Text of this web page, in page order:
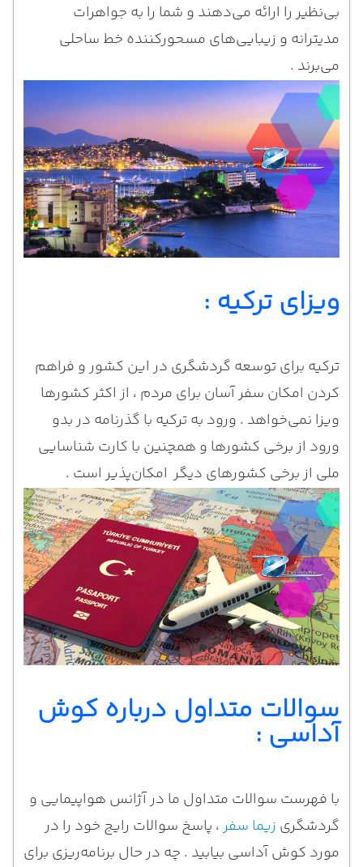
بی‌نظیر را ارائه می‌دهند و شما را به جواهرات
مدیترانه و زیبایی‌های مسحورکننده خط ساحلی
می‌برند .
ویزای ترکیه :
ترکیه برای توسعه گردشگری در این کشور و فراهم
کردن امکان سفر آسان برای مردم ، از اکثر کشورها
ویزا نمی‌خواهد . ورود به ترکیه با گذرنامه در بدو
ورود از برخی کشورها و همچنین با کارت شناسایی
ملی از برخی کشورهای دیگر امکان‌پذیر است .
سوالات متداول درباره کوش
آداسی :
با فهرست سوالات متداول ما در آژانس هواپیمایی و
گردشگری زیما سفر ، پاسخ سوالات رایج خود را در
مورد کوش آداسی بیابید . چه در حال برنامه‌ریزی برای